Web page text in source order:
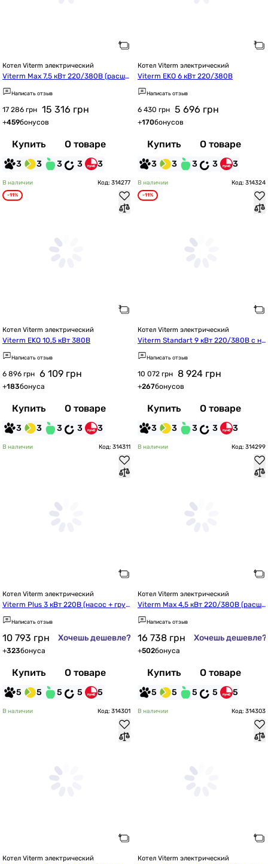
Котел Viterm электрический
Viterm Max 7,5 кВт 220/380В (расши
рительный бак + насос + группа без
опасности)
Написать отзыв
17 286 грн 15 316 грн
+459бонусов
Купить О товаре
3 3 3 3 3
Котел Viterm электрический
Viterm EKO 6 кВт 220/380В
Написать отзыв
6 430 грн 5 696 грн
+170бонусов
Купить О товаре
3 3 3 3 3
В наличии Код: 314277
-11%
Котел Viterm электрический
Viterm EKO 10,5 кВт 380В
Написать отзыв
6 896 грн 6 109 грн
+183бонуса
Купить О товаре
3 3 3 3 3
В наличии Код: 314324
-11%
Котел Viterm электрический
Viterm Standart 9 кВт 220/380В с на
сосом
Написать отзыв
10 072 грн 8 924 грн
+267бонусов
Купить О товаре
3 3 3 3 3
В наличии Код: 314311
Котел Viterm электрический
Viterm Plus 3 кВт 220В (насос + груп
па безопасности)
Написать отзыв
10 793 грн Хочешь дешевле?
+323бонуса
Купить О товаре
5 5 5 5 5
В наличии Код: 314299
Котел Viterm электрический
Viterm Max 4,5 кВт 220/380В (расши
рительный бак + насос + группа без
опасности)
Написать отзыв
16 738 грн Хочешь дешевле?
+502бонуса
Купить О товаре
5 5 5 5 5
В наличии Код: 314301
Котел Viterm электрический
В наличии Код: 314303
Котел Viterm электрический